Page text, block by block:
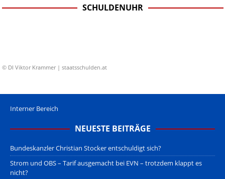
SCHULDENUHR
© DI Viktor Krammer | staatsschulden.at
Interner Bereich
NEUESTE BEITRÄGE
Bundeskanzler Christian Stocker entschuldigt sich?
Strom und OBS – Tarif ausgemacht bei EVN – trotzdem klappt es
nicht?